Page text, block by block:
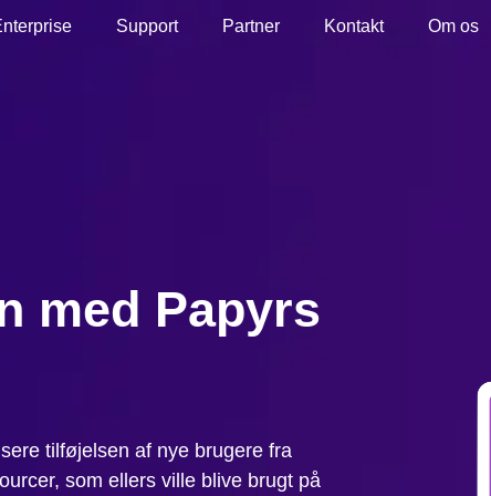
Support Partner Kontakt Om os
med Papyrs
tilføjelsen af nye brugere fra
som ellers ville blive brugt på